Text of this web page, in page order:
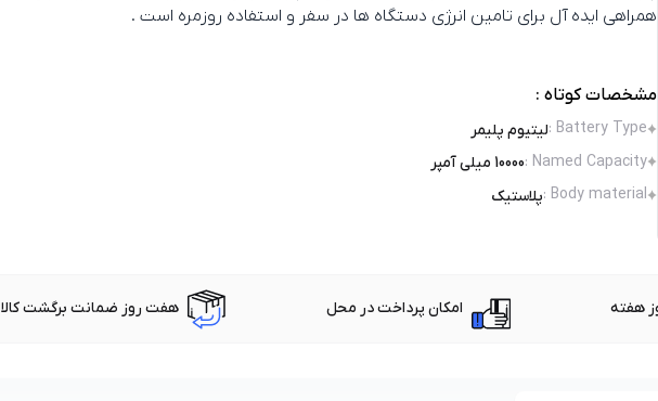
همراهی ایده‌ آل برای تامین انرژی دستگاه‌ ها در سفر و استفاده روزمره است .
مشخصات کوتاه :
Battery Type
:لیتیوم پلیمر
Named Capacity
:10000 میلی آمپر
Body material
:پلاستیک
امکان پرداخت در محل هفت روز ضمانت برگشت کالا